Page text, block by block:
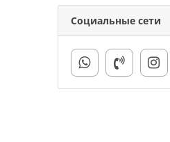
Социальные сети